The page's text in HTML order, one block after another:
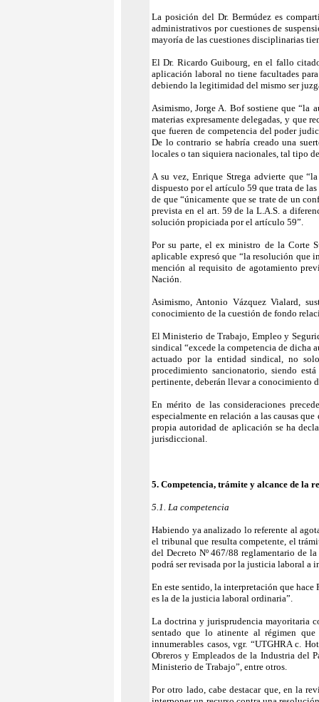
La posición del Dr. Bermúdez es
administrativos por cuestiones de
mayoría de las cuestiones disciplinarias
El Dr. Ricardo Guibourg, en el fallo
aplicación laboral no tiene facultades
debiendo la legitimidad del mismo ser
Asimismo, Jorge A. Bof sostiene que “la
materias expresamente delegadas, y que
que fueren de competencia del poder
De lo contrario se habría creado una
locales o tan siquiera nacionales, tal tipo
A su vez, Enrique Strega advierte que
dispuesto por el artículo 59 que trata de
de que “únicamente que se trate de un
prevista en el art. 59 de la L.A.S. a
solución propiciada por el artículo 59”.
Por su parte, el ex ministro de la Corte
aplicable expresó que “la resolución que
mención al requisito de agotamiento
Nación.
Asimismo, Antonio Vázquez Vialard,
conocimiento de la cuestión de fondo
El Ministerio de Trabajo, Empleo y
sindical “excede la competencia de dicha
actuado por la entidad sindical, no
procedimiento sancionatorio, siendo
pertinente, deberán llevar a conocimiento
En mérito de las consideraciones
especialmente en relación a las causas
propia autoridad de aplicación se ha
jurisdiccional.
5. Competencia, trámite y alcance de la
5.1. La competencia
Habiendo ya analizado lo referente al
el tribunal que resulta competente, el
del Decreto Nº 467/88 reglamentario de
podrá ser revisada por la justicia laboral a
En este sentido, la interpretación que
es la de la justicia laboral ordinaria”.
La doctrina y jurisprudencia mayoritaria
sentado que lo atinente al régimen que
innumerables casos, vgr. “UTGHRA c.
Obreros y Empleados de la Industria del
Ministerio de Trabajo”, entre otros.
Por otro lado, cabe destacar que, en la